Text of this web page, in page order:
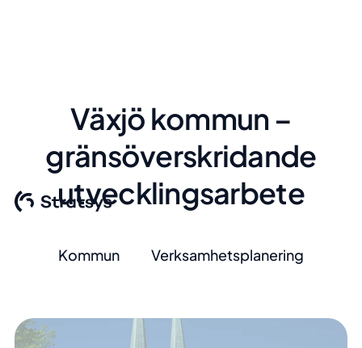
Växjö kommun –
gränsöverskridande
utvecklingsarbete
Kommun Verksamhetsplanering